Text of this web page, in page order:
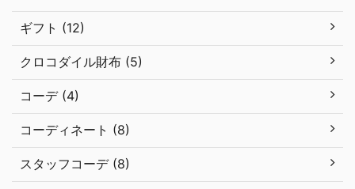
ギフト (12)
クロコダイル財布 (5)
コーデ (4)
コーディネート (8)
スタッフコーデ (8)